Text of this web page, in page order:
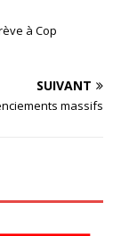
à Cop
SUIVANT
massifs